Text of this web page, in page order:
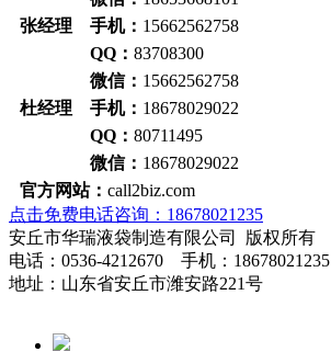
张经理 手机： 15662562758
QQ： 83708300
微信： 15662562758
杜经理 手机： 18678029022
QQ： 80711495
微信： 18678029022
官方网站： call2biz.com
点击免费电话咨询：18678021235
安丘市华瑞液袋制造有限公司 版权所有
电话：0536-4212670 手机：18678021235
地址：山东省安丘市潍安路221号